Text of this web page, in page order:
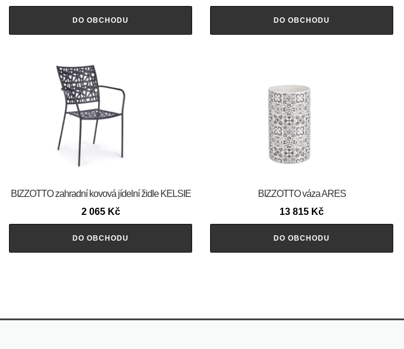
DO OBCHODU DO OBCHODU
BIZZOTTO zahradní kovová jídelní židle KELSIE
2 065 Kč
DO OBCHODU
BIZZOTTO váza ARES
13 815 Kč
DO OBCHODU